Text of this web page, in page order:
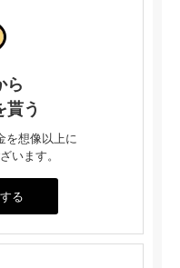
ら
貰う
を想像以上に
います。
る